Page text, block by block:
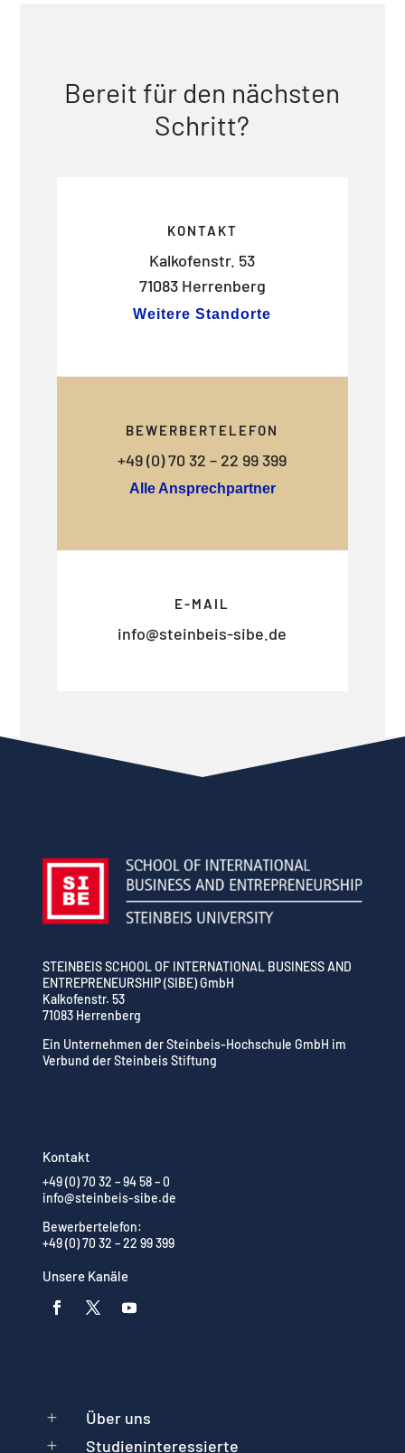
Bereit für den nächsten
Schritt?
KONTAKT
Kalkofenstr. 53
71083 Herrenberg
Weitere Standorte
BEWERBERTELEFON
+49 (0) 70 32 – 22 99 399
Alle Ansprechpartner
E-MAIL
info@steinbeis-sibe.de
STEINBEIS SCHOOL OF INTERNATIONAL BUSINESS AND
ENTREPRENEURSHIP (SIBE) GmbH
Kalkofenstr. 53
71083 Herrenberg
Ein Unternehmen der Steinbeis-Hochschule GmbH im
Verbund der Steinbeis Stiftung
Kontakt
+49 (0) 70 32 – 94 58 – 0
info@steinbeis-sibe.de
Bewerbertelefon:
+49 (0) 70 32 – 22 99 399
Unsere Kanäle
L Über uns
L Studieninteressierte